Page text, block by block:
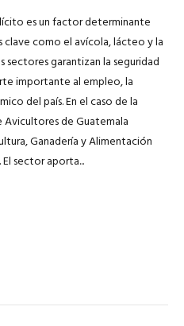
es un factor determinante
como el avícola, lácteo y la
sectores garantizan la seguridad
importante al empleo, la
del país. En el caso de la
Avicultores de Guatemala
Ganadería y Alimentación
sector aporta...